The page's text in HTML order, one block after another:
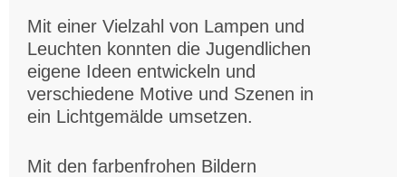
Mit einer Vielzahl von Lampen und
Leuchten konnten die Jugendlichen
eigene Ideen entwickeln und
verschiedene Motive und Szenen in
ein Lichtgemälde umsetzen.
Mit den farbenfrohen Bildern